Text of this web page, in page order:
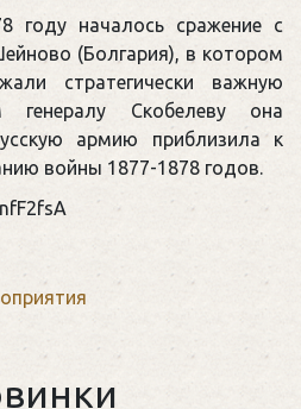
году началось сражение с
(Болгария), в котором
стратегически важную
генералу Скобелеву она
армию приблизила к
войны 1877-1878 годов.